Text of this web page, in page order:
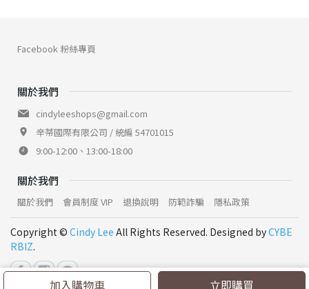
加入購物車 立即購買
關於我們
cindyleeshops@gmail.com
辛蒂國際有限公司 / 統編 54701015
9:00-12:00、13:00-18:00
關於我們
關於我們 會員制度 VIP 退換說明 防範詐騙 隱私政策
Facebook 粉絲專頁
Copyright © Cindy Lee All Rights Reserved. Designed byCYBE
RBIZ.